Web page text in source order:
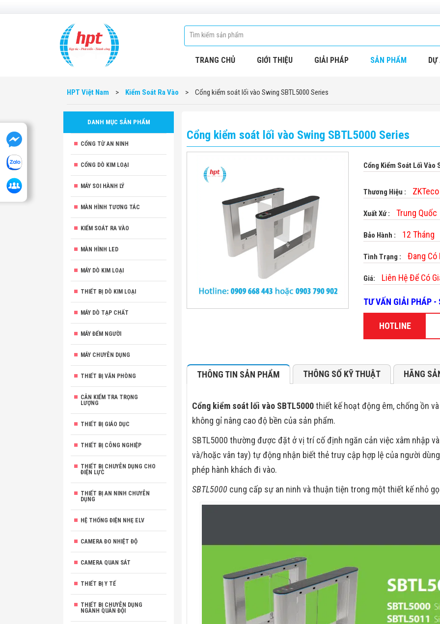
TRANG CHỦ GIỚI THIỆU GIẢI PHÁP SẢN PHẨM
HPT Việt Nam > Kiểm Soát Ra Vào > Cổng kiểm soát lối vào Swing SBTL5000 Series
DANH MỤC SẢN PHẨM
CỔNG TỪ AN NINH
CỔNG DÒ KIM LOẠI
MÁY SOI HÀNH LÝ
MÀN HÌNH TƯƠNG TÁC
KIỂM SOÁT RA VÀO
MÀN HÌNH LED
MÁY DÒ KIM LOẠI
THIẾT BỊ DÒ KIM LOẠI
MÁY DÒ TẠP CHẤT
MÁY ĐẾM NGƯỜI
MÁY CHUYÊN DỤNG
THIẾT BỊ VĂN PHÒNG
CÂN KIỂM TRA TRỌNG
LƯỢNG
THIẾT BỊ GIÁO DỤC
THIẾT BỊ CÔNG NGHIỆP
THIẾT BỊ CHUYÊN DỤNG CHO
ĐIỆN LỰC
THIẾT BỊ AN NINH CHUYÊN
DỤNG
HỆ THỐNG ĐIỆN NHẸ ELV
CAMERA ĐO NHIỆT ĐỘ
CAMERA QUAN SÁT
THIẾT BỊ Y TẾ
THIẾT BỊ CHUYÊN DỤNG
NGÀNH QUÂN ĐỘI
Cổng kiểm soát lối vào Swing SBTL5000 Series
Cổng Kiểm Soát Lối
Thương Hiệu : ZKTeco
Xuất Xứ : Trung Quốc
Bảo Hành : 12 Tháng
Tình Trạng : Đang Có
Giá: Liên Hệ Để Có
TƯ VẤN GIẢI PHÁP -
HOTLINE
THÔNG TIN SẢN PHẨM THÔNG SỐ KỸ THUẬT HÃNG
Cổng kiểm soát lối vào SBTL5000thiết kế hoạt động êm, chống ồn
không gỉ nâng cao độ bền của sản phẩm.
SBTL5000 thường được đặt ở vị trí cố định ngăn cản việc xâm nhập
và/hoặc vân tay) tự động nhận biết thẻ truy cập hợp lệ của người
phép hành khách đi vào.
SBTL5000 cung cấp sự an ninh và thuận tiện trong một thiết kế nhỏ